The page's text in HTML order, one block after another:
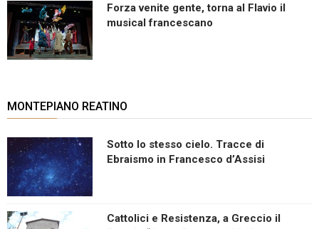
Forza venite gente, torna al Flavio il
musical francescano
MONTEPIANO REATINO
Sotto lo stesso cielo. Tracce di
Ebraismo in Francesco d’Assisi
Cattolici e Resistenza, a Greccio il